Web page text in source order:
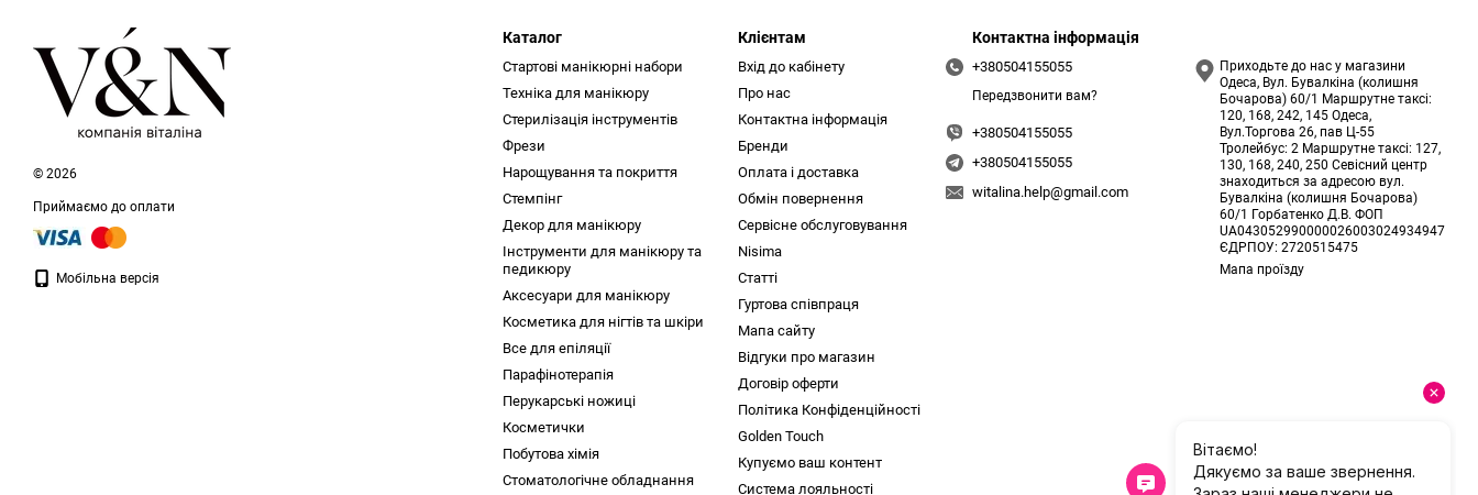
© 2026
Приймаємо до оплати
Мобільна версія
Каталог
Стартові манікюрні набори
Техніка для манікюру
Стерилізація інструментів
Фрези
Нарощування та покриття
Стемпінг
Декор для манікюру
Інструменти для манікюру та
педикюру
Аксесуари для манікюру
Косметика для нігтів та шкіри
Все для епіляції
Парафінотерапія
Перукарські ножиці
Косметички
Побутова хімія
Стоматологічне обладнання
Клієнтам
Вхід до кабінету
Про нас
Контактна інформація
Бренди
Оплата і доставка
Обмін повернення
Сервісне обслуговування
Nisima
Статті
Гуртова співпраця
Мапа сайту
Відгуки про магазин
Договір оферти
Політика Конфіденційності
Golden Touch
Купуємо ваш контент
Система лояльності
Контактна інформація
+380504155055
Передзвонити вам?
+380504155055
+380504155055
witalina.help@gmail.com
Приходьте до нас у магазини
Одеса, Вул. Бувалкіна (колишня
Бочарова) 60/1 Маршрутне таксі:
120, 168, 242, 145 Одеса,
Вул.Торгова 26, пав Ц-55
Тролейбус: 2 Маршрутне таксі: 127,
130, 168, 240, 250 Севісний центр
знаходиться за адресою вул.
Бувалкіна (колишня Бочарова)
60/1 Горбатенко Д.В. ФОП
UA043052990000026003024934947
ЄДРПОУ: 2720515475
Мапа проїзду